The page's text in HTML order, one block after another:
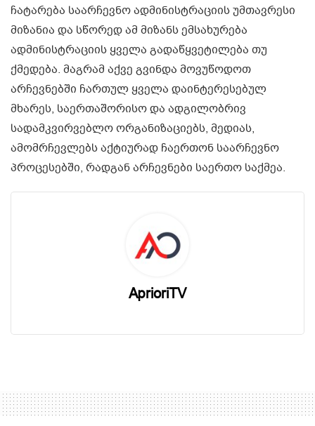
ჩატარება საარჩევნო ადმინისტრაციის უმთავრესი
მიზანია და სწორედ ამ მიზანს ემსახურება
ადმინისტრაციის ყველა გადაწყვეტილება თუ
ქმედება. მაგრამ აქვე გვინდა მოვუწოდოთ
არჩევნებში ჩართულ ყველა დაინტერესებულ
მხარეს, საერთაშორისო და ადგილობრივ
სადამკვირვებლო ორგანიზაციებს, მედიას,
ამომრჩევლებს აქტიურად ჩაერთონ საარჩევნო
პროცესებში, რადგან არჩევნები საერთო საქმეა.
AprioriTV